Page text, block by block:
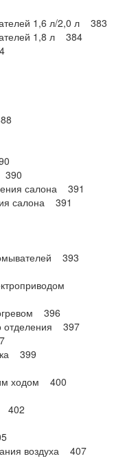
1,6 л/2,0 л 383
1,8 л 384
390
салона 391
салона 391
393
396
отделения 397
399
ходом 400
402
воздуха 407